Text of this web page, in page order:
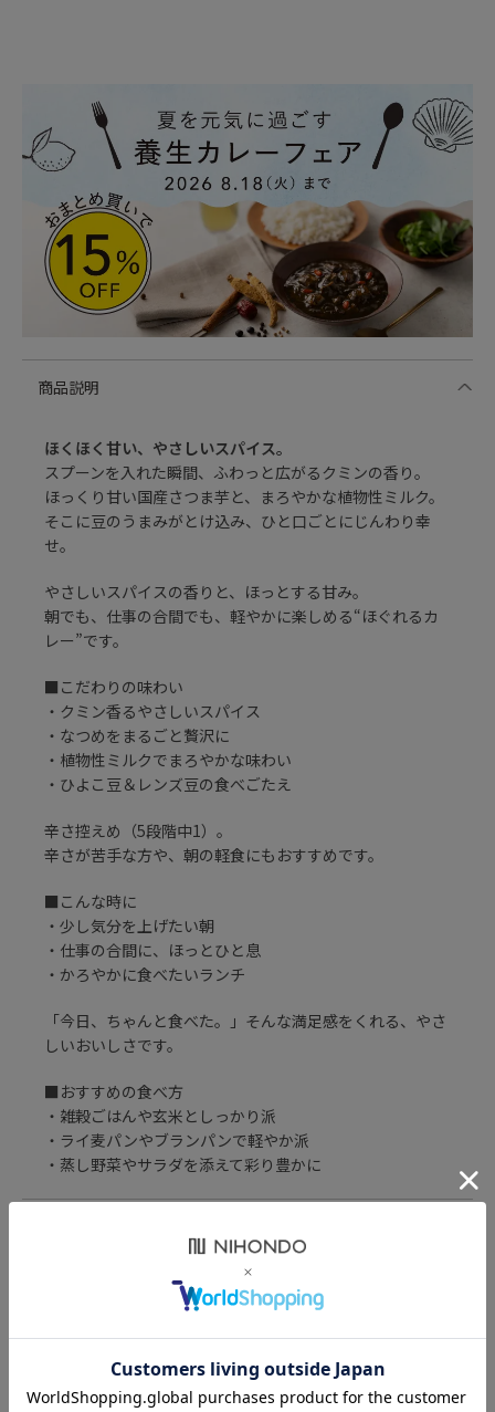
商品説明
ほくほく甘い、やさしいスパイス。
スプーンを入れた瞬間、ふわっと広がるクミンの香り。
ほっくり甘い国産さつま芋と、まろやかな植物性ミルク。
そこに豆のうまみがとけ込み、ひと口ごとにじんわり幸
せ。
やさしいスパイスの香りと、ほっとする甘み。
朝でも、仕事の合間でも、軽やかに楽しめる“ほぐれるカ
レー”です。
■こだわりの味わい
・クミン香るやさしいスパイス
・なつめをまるごと贅沢に
・植物性ミルクでまろやかな味わい
・ひよこ豆＆レンズ豆の食べごたえ
辛さ控えめ（5段階中1）。
辛さが苦手な方や、朝の軽食にもおすすめです。
■こんな時に
・少し気分を上げたい朝
・仕事の合間に、ほっとひと息
・かろやかに食べたいランチ
「今日、ちゃんと食べた。」そんな満足感をくれる、やさ
しいおいしさです。
■おすすめの食べ方
・雑穀ごはんや玄米としっかり派
・ライ麦パンやブランパンで軽やか派
・蒸し野菜やサラダを添えて彩り豊かに
袋が完全に入る大きさの鍋を使って、封を切らずに熱湯で
約3分間温めてください。
【電子レンジで温める場合】
必ず深めの電子レンジ用容器に中身を移し、ラップをふん
わりかけて500Wの場合は約2分、600Wの場合は約1分30
オニオンソテー（国内製造）、オーツミルク、さつまいも
ペースト、植物油脂、ひよこ豆、香辛料、干しなつめ、小
栄養成分表示 180g当たり
エネルギー：233 kcal
たんぱく質：5.9g
保存方法・注意事項